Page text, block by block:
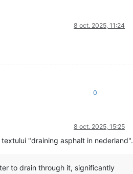
8 oct. 2025, 11:24
0
8 oct. 2025, 15:25
"draining asphalt in nederland".
to drain through it, significantly